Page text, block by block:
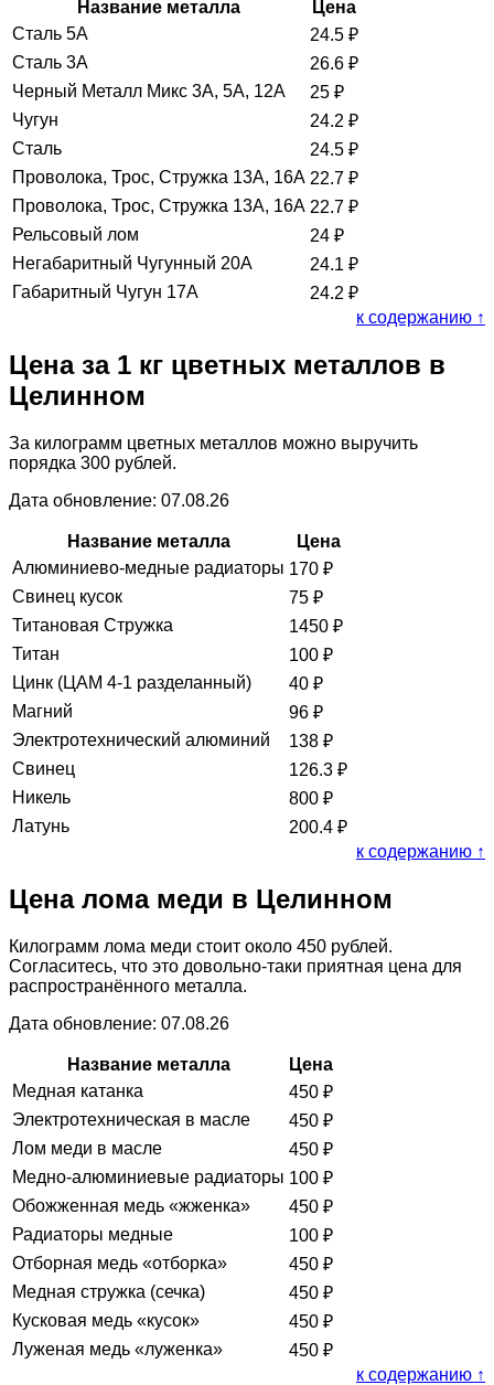
Название металла
Цена
Сталь 5А
24.5 ₽
Сталь 3А
26.6 ₽
Черный Металл Микс 3А, 5А, 12А
25 ₽
Чугун
24.2 ₽
Сталь
24.5 ₽
Проволока, Трос, Стружка 13А, 16А 22.7 ₽
Проволока, Трос, Стружка 13А, 16А 22.7 ₽
Рельсовый лом
24 ₽
Негабаритный Чугунный 20А
24.1 ₽
Габаритный Чугун 17А
24.2 ₽
к содержанию ↑
Цена за 1 кг цветных металлов в
Целинном
За килограмм цветных металлов можно выручить
порядка 300 рублей.
Дата обновление: 07.08.26
Название металла
Цена
Алюминиево-медные радиаторы 170 ₽
Свинец кусок
75 ₽
Титановая Стружка
1450 ₽
Титан
100 ₽
Цинк (ЦАМ 4-1 разделанный)
40 ₽
Магний
96 ₽
Электротехнический алюминий
138 ₽
Свинец
126.3 ₽
Никель
800 ₽
Латунь
200.4 ₽
к содержанию ↑
Цена лома меди в Целинном
Килограмм лома меди стоит около 450 рублей.
Согласитесь, что это довольно-таки приятная цена для
распространённого металла.
Дата обновление: 07.08.26
Название металла
Цена
Медная катанка
450 ₽
Электротехническая в масле
450 ₽
Лом меди в масле
450 ₽
Медно-алюминиевые радиаторы 100 ₽
Обожженная медь «жженка»
450 ₽
Радиаторы медные
100 ₽
Отборная медь «отборка»
450 ₽
Медная стружка (сечка)
450 ₽
Кусковая медь «кусок»
450 ₽
Луженая медь «луженка»
450 ₽
к содержанию ↑